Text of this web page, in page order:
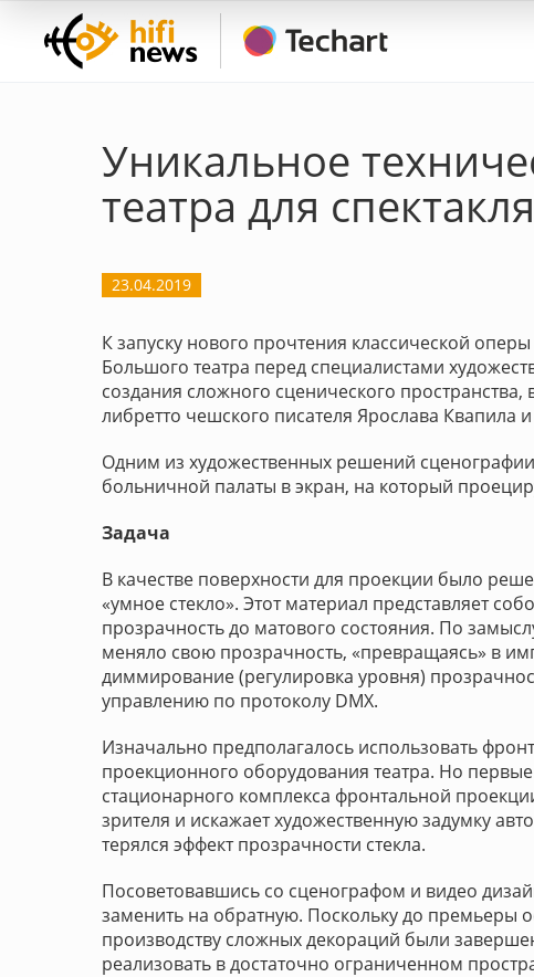
Уникальное
театра для
23.04.2019
К запуску нового прочтения классической
Большого театра перед специалистами
создания сложного сценического
либретто чешского писателя Ярослава Квапила
Одним из художественных решений
больничной палаты в экран, на который
Задача
В качестве поверхности для проекции было
«умное стекло». Этот материал представляет
прозрачность до матового состояния. По
меняло свою прозрачность, «превращаясь» в
диммирование (регулировка уровня)
управлению по протоколу DMX.
Изначально предполагалось использовать
проекционного оборудования театра. Но
стационарного комплекса фронтальной
зрителя и искажает художественную задумку
терялся эффект прозрачности стекла.
Посоветовавшись со сценографом и видео
заменить на обратную. Поскольку до премьеры
производству сложных декораций были
реализовать в достаточно ограниченном